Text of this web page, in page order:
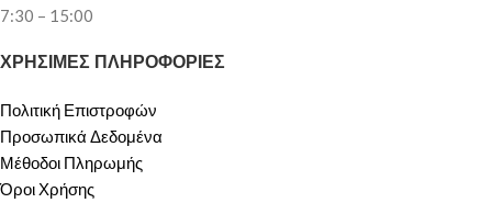
7:30 – 15:00
ΧΡΗΣΙΜΕΣ ΠΛΗΡΟΦΟΡΙΕΣ
Πολιτική Επιστροφών
Προσωπικά Δεδομένα
Μέθοδοι Πληρωμής
Όροι Χρήσης